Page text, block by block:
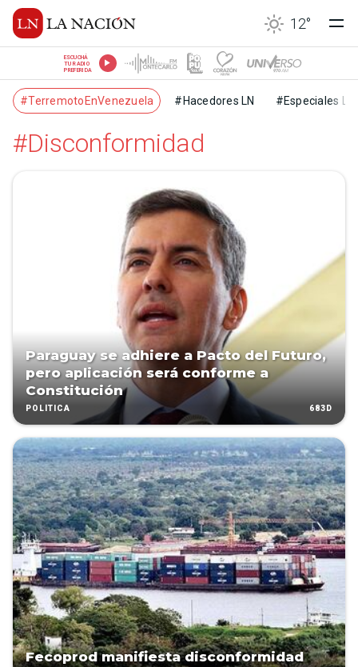
12°
ESCUCHÁ
TU RADIO
PREFERIDA
#TerremotoEnVenezuela #Hacedores LN #Especiales LN
#Disconformidad
Paraguay se adhiere a Pacto del Futuro,
pero aplicación será conforme a
Constitución
POLÍTICA 683D
Fecoprod manifiesta disconformidad